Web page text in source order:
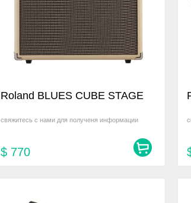
Roland BLUES CUBE STAGE
свяжитесь с нами для полученя информации
$ 770